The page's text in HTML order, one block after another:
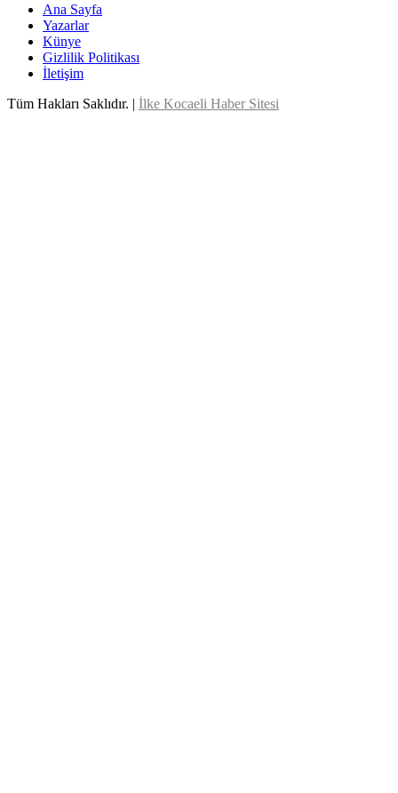
Ana Sayfa
Yazarlar
Künye
Gizlilik Politikası
İletişim
Tüm Hakları Saklıdır. | İlke Kocaeli Haber Sitesi